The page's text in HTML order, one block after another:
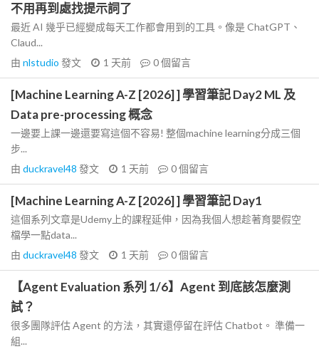
不用再到處找提示詞了
最近 AI 幾乎已經變成每天工作都會用到的工具。像是 ChatGPT、
Claud...
由 nlstudio 發文 1 天前 0個留言
[Machine Learning A-Z [2026] ] 學習筆記 Day2 ML 及
Data pre-processing 概念
一邊要上課一邊還要寫這個不容易! 整個machine learning分成三個
步...
由 duckravel48 發文 1 天前 0個留言
[Machine Learning A-Z [2026] ] 學習筆記 Day1
這個系列文章是Udemy上的課程延伸，因為我個人想趁著育嬰假空
檔學一點data...
由 duckravel48 發文 1 天前 0個留言
【Agent Evaluation 系列 1/6】Agent 到底該怎麼測
試？
很多團隊評估 Agent 的方法，其實還停留在評估 Chatbot。 準備一
組...